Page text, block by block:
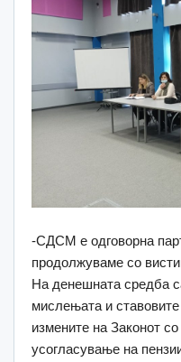
-СДСМ е одговорна
продолжуваме со
На денешната средба
мислењата и
измените на Законот
усогласување на